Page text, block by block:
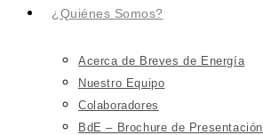
¿Quiénes Somos?
Acerca de Breves de Energía
Nuestro Equipo
Colaboradores
BdE – Brochure de Presentación